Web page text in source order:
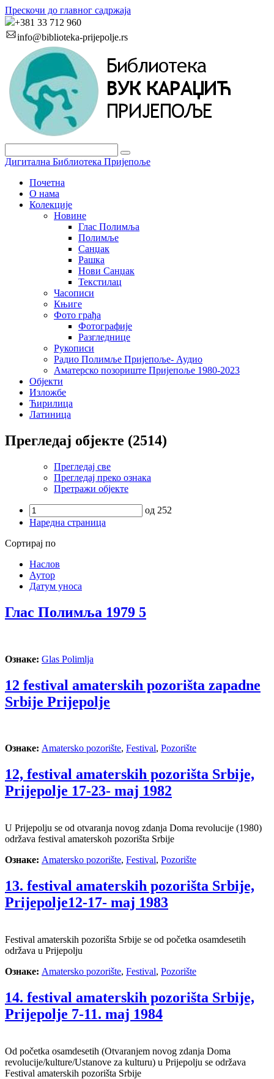
Прескочи до главног садржаја
+381 33 712 960
info@biblioteka-prijepolje.rs
Дигитална Библиотека Пријепоље
Почетна
О нама
Колекције
Новине
Глас Полимља
Полимље
Санџак
Рашка
Нови Санџак
Текстилац
Часописи
Књиге
Фото грађа
Фотографије
Разгледнице
Рукописи
Радио Полимље Пријепоље- Аудио
Аматерско позориште Пријепоље 1980-2023
Објекти
Изложбе
Ћирилица
Латиница
Прегледај објекте (2514)
Прегледај све
Прегледај преко ознака
Претражи објекте
од 252
Наредна страница
Сортирај по
Наслов
Аутор
Датум уноса
Глас Полимља 1979 5
Ознаке: Glas Polimlja
12 festival amaterskih pozorišta zapadne
Srbije Prijepolje
Ознаке: Amatersko pozorište, Festival, Pozorište
12, festival amaterskih pozorišta Srbije,
Prijepolje 17-23- maj 1982
U Prijepolju se od otvaranja novog zdanja Doma revolucije (1980)
održava festival amaterskoh pozorišta Srbije
Ознаке: Amatersko pozorište, Festival, Pozorište
13. festival amaterskih pozorišta Srbije,
Prijepolje12-17- maj 1983
Festival amaterskih pozorišta Srbije se od početka osamdesetih
održava u Prijepolju
Ознаке: Amatersko pozorište, Festival, Pozorište
14. festival amaterskih pozorišta Srbije,
Prijepolje 7-11. maj 1984
Od početka osamdesetih (Otvaranjem novog zdanja Doma
revolucije/kulture/Ustanove za kulturu) u Prijepolju se održava
Festival amaterskih pozorišta Srbije